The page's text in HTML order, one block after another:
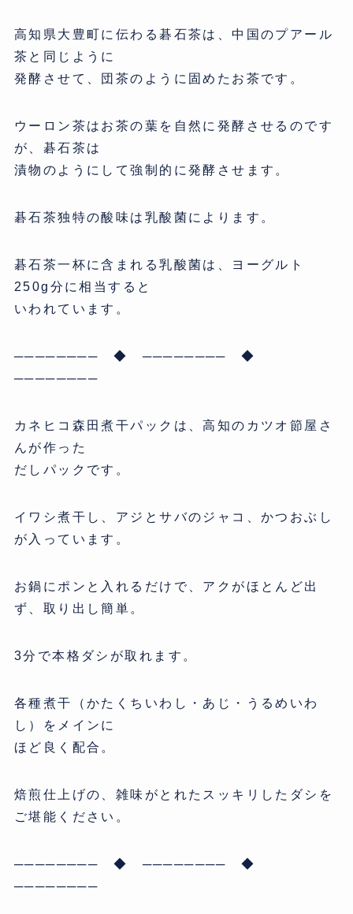
高知県大豊町に伝わる碁石茶は、中国のプアール
茶と同じように
発酵させて、団茶のように固めたお茶です。
ウーロン茶はお茶の葉を自然に発酵させるのです
が、碁石茶は
漬物のようにして強制的に発酵させます。
碁石茶独特の酸味は乳酸菌によります。
碁石茶一杯に含まれる乳酸菌は、ヨーグルト
250g分に相当すると
いわれています。
──────── ◆ ──────── ◆
────────
カネヒコ森田煮干パックは、高知のカツオ節屋さ
んが作った
だしパックです。
イワシ煮干し、アジとサバのジャコ、かつおぶし
が入っています。
お鍋にポンと入れるだけで、アクがほとんど出
ず、取り出し簡単。
3分で本格ダシが取れます。
各種煮干（かたくちいわし・あじ・うるめいわ
し）をメインに
ほど良く配合。
焙煎仕上げの、雑味がとれたスッキリしたダシを
ご堪能ください。
──────── ◆ ──────── ◆
────────